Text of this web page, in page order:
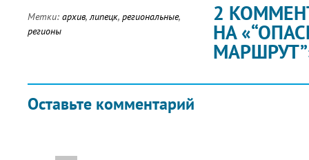
Метки: архив,липецк, региональные,
регионы
Оставьте комментарий
2
НА